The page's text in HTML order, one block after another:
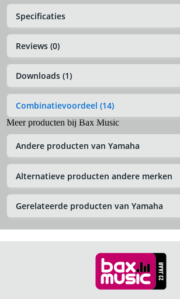
Specificaties
Reviews (0)
Downloads (1)
Combinatievoordeel (14)
Meer producten bij Bax Music
Andere producten van Yamaha
Alternatieve producten andere merken
Gerelateerde producten van Yamaha